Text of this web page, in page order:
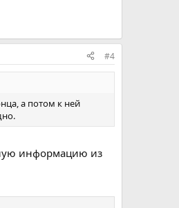
#4
а потом к ней
информацию из